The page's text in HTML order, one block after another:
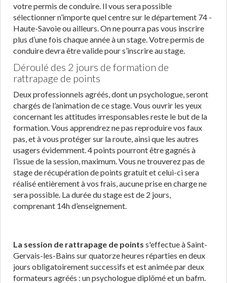
votre permis de conduire. Il vous sera possible
sélectionner n’importe quel centre sur le département 74 -
Haute-Savoie ou ailleurs. On ne pourra pas vous inscrire
plus d’une fois chaque année à un stage. Votre permis de
conduire devra être valide pour s’inscrire au stage.
Déroulé des 2 jours de formation de
rattrapage de points
Deux professionnels agréés, dont un psychologue, seront
chargés de l’animation de ce stage. Vous ouvrir les yeux
concernant les attitudes irresponsables reste le but de la
formation. Vous apprendrez ne pas reproduire vos faux
pas, et à vous protéger sur la route, ainsi que les autres
usagers évidemment. 4 points pourront être gagnés à
l’issue de la session, maximum. Vous ne trouverez pas de
stage de récupération de points gratuit et celui-ci sera
réalisé entièrement à vos frais, aucune prise en charge ne
sera possible. La durée du stage est de 2 jours,
comprenant 14h d’enseignement.
La session de rattrapage de points s'effectue à Saint-
Gervais-les-Bains sur quatorze heures réparties en deux
jours obligatoirement successifs et est animée par deux
formateurs agréés : un psychologue diplômé et un bafm.